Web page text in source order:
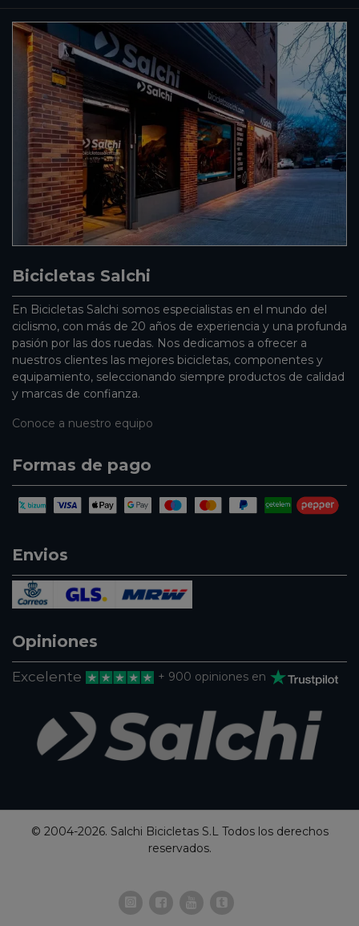
Bicicletas Salchi
En Bicicletas Salchi somos especialistas en el mundo del
ciclismo, con más de 20 años de experiencia y una profunda
pasión por las dos ruedas. Nos dedicamos a ofrecer a
nuestros clientes las mejores bicicletas, componentes y
equipamiento, seleccionando siempre productos de calidad
y marcas de confianza.
Conoce a nuestro equipo
Formas de pago
Envios
Opiniones
Excelente + 900 opiniones en
© 2004-2026. Salchi Bicicletas S.L Todos los derechos
reservados.